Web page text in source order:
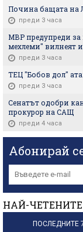
Почина бащата на
преди 3 часа
МВР предупреди
мехлеми" вилнеят
преди 3 часа
ТЕЦ "Бобов дол"
преди 3 часа
Сенатът одобри
прокурор на САЩ
преди 4 часа
Абонирай
НАЙ-
ПОСЛЕДНИТЕ